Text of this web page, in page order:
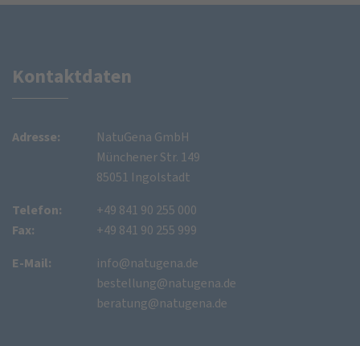
Kontaktdaten
Adresse:
NatuGena GmbH
Münchener Str. 149
85051 Ingolstadt
Telefon:
Fax:
+49 841 90 255 000
+49 841 90 255 999
E-Mail:
info@natugena.de
bestellung@natugena.de
beratung@natugena.de